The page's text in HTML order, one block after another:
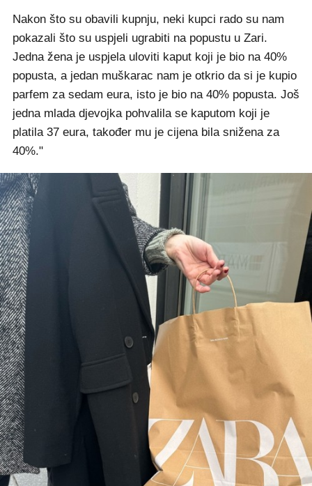
Nakon što su obavili kupnju, neki kupci rado su nam
pokazali što su uspjeli ugrabiti na popustu u Zari.
Jedna žena je uspjela uloviti kaput koji je bio na 40%
popusta, a jedan muškarac nam je otkrio da si je kupio
parfem za sedam eura, isto je bio na 40% popusta. Još
jedna mlada djevojka pohvalila se kaputom koji je
platila 37 eura, također mu je cijena bila snižena za
40%."